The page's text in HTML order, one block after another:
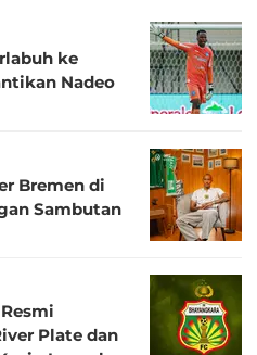
ke
Nadeo
Bremen di
Sambutan
Plate dan